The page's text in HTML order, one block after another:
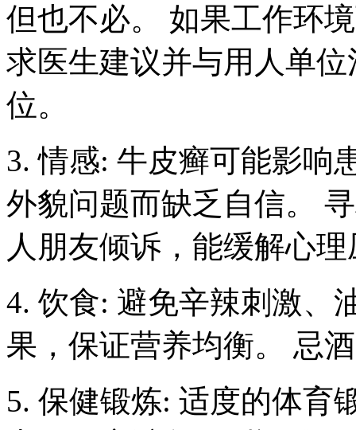
但也不必。 如果工作环
求医生建议并与用人单
位。
3. 情感: 牛皮癣可能影响
外貌问题而缺乏自信。
人朋友倾诉，能缓解心
4. 饮食: 避免辛辣刺激、
果，保证营养均衡。 忌
5. 保健锻炼: 适度的体育